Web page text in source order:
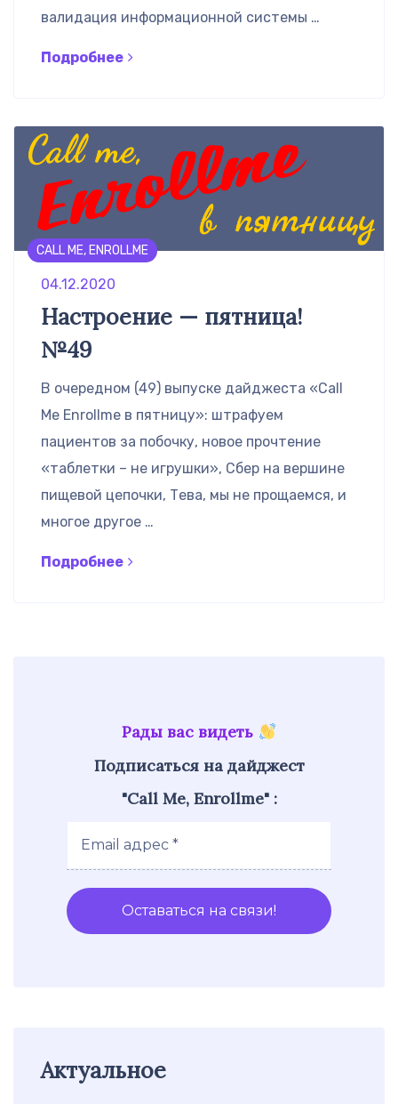
валидация информационной системы …
Подробнее
CALL ME, ENROLLME
04.12.2020
Настроение — пятница!
№49
В очередном (49) выпуске дайджеста «Call
Me Enrollme в пятницу»: штрафуем
пациентов за побочку, новое прочтение
«таблетки – не игрушки», Сбер на вершине
пищевой цепочки, Тева, мы не прощаемся, и
многое другое …
Подробнее
Рады вас видеть
Подписаться на дайджест
"Call Me, Enrollme" :
Актуальное